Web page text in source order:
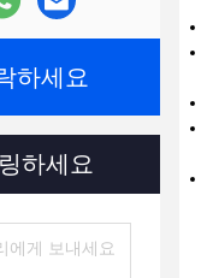
하세요
하세요